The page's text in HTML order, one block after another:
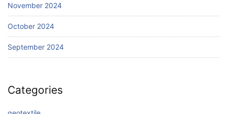
November 2024
October 2024
September 2024
Categories